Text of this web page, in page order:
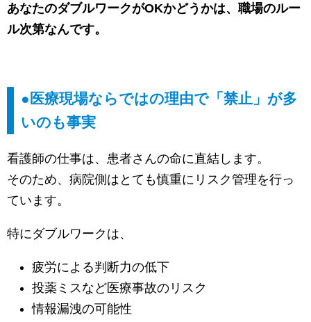
あなたのダブルワークがOKかどうかは、職場のルー
ル次第なんです。
●医療現場ならではの理由で「禁止」が多
いのも事実
看護師の仕事は、患者さんの命に直結します。
そのため、病院側はとても慎重にリスク管理を行っ
ています。
特にダブルワークは、
疲労による判断力の低下
投薬ミスなど医療事故のリスク
情報漏洩の可能性